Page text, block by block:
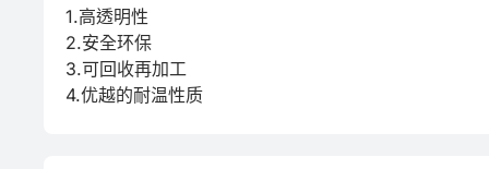
1.高透明性
2.安全环保
3.可回收再加工
4.优越的耐温性质